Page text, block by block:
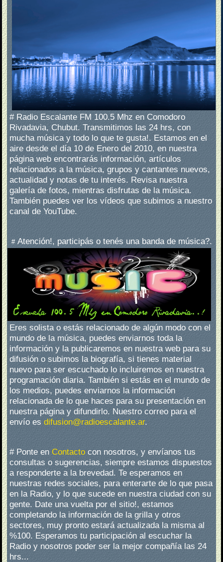
# Radio Escalante FM 100.5 Mhz en Comodoro
Rivadavia, Chubut. Transmitimos las 24 hrs, con
mucha música y todo lo que te gusta!. Estamos en el
aire desde el día 10 de Enero del 2010, en nuestra
página web encontrarás información, artículos
relacionados a la música, grupos y cantantes nuevos,
actualidad y notas de tu interés. Revisa nuestra
galería de fotos, mientras disfrutas de la música.
También puedes ver los vídeos que subimos a nuestro
canal de YouTube.
#Atención!, participás o tenés una banda de música?.
Eres solista o estás relacionado de algún modo con el
mundo de la música, puedes enviarnos toda la
información y la publicaremos en nuestra web para su
difusión o subimos la biografía, si tienes material
nuevo para ser escuchado lo incluiremos en nuestra
programación diaria.También si estás en el mundo de
los medios, puedes enviarnos la información
relacionada de lo que haces para su presentación en
nuestra página y difundirlo. Nuestro correo para el
envío esdifusion@radioescalante.ar.
# Ponte enContacto con nosotros, y envíanos tus
consultas o sugerencias, siempre estamos dispuestos
a responderte a la brevedad. Te esperamos en
nuestras redes sociales, para enterarte de lo que pasa
en la Radio, y lo que sucede en nuestra ciudad con su
gente. Date una vuelta por el sitio!, estamos
completando la información de la grilla y otros
sectores, muy pronto estará actualizada la misma al
%100. Esperamos tu participación al escuchar la
Radio y nosotros poder ser la mejor compañía las 24
hrs...